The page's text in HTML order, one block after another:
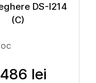
DS-I214
(C)
lei